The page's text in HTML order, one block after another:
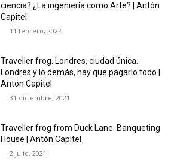
ciencia? ¿La ingeniería como Arte? | Antón
Capitel
11 febrero, 2022
Traveller frog. Londres, ciudad única.
Londres y lo demás, hay que pagarlo todo |
Antón Capitel
31 diciembre, 2021
Traveller frog from Duck Lane. Banqueting
House | Antón Capitel
2 julio, 2021